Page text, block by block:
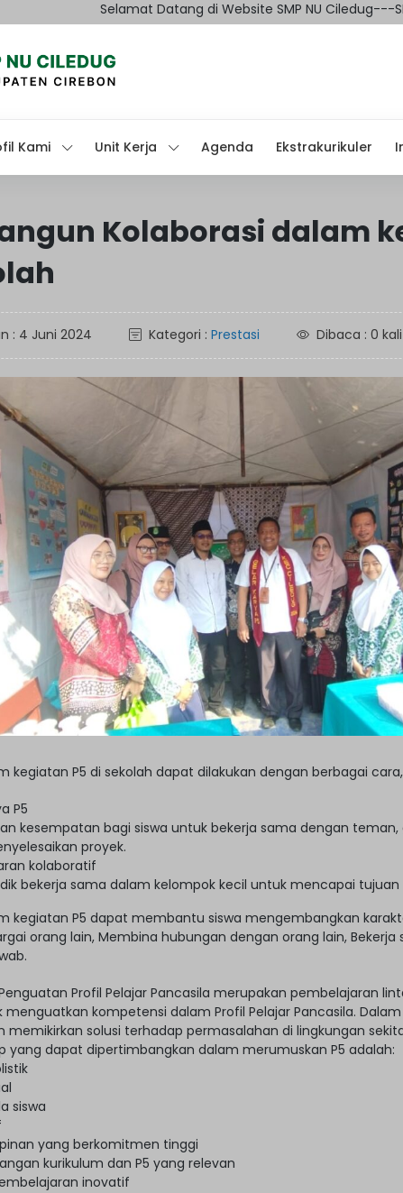
Selamat Datang di Website SMP NU Ciledug---SMP
Kami Unit Kerja Agenda Ekstrakurikuler
Kolaborasi dalam
: 4 Juni 2024 Kategori : Prestasi Dibaca : 0 kali
kegiatan P5 di sekolah dapat dilakukan dengan berbagai
P5
kesempatan bagi siswa untuk bekerja sama dengan
proyek.
kolaboratif
bekerja sama dalam kelompok kecil untuk mencapai tujuan
kegiatan P5 dapat membantu siswa mengembangkan
orang lain, Membina hubungan dengan orang lain,
Profil Pelajar Pancasila merupakan pembelajaran
kompetensi dalam Profil Pelajar Pancasila. Dalam
solusi terhadap permasalahan di lingkungan
yang dapat dipertimbangkan dalam merumuskan P5 adalah:
siswa
yang berkomitmen tinggi
kurikulum dan P5 yang relevan
inovatif